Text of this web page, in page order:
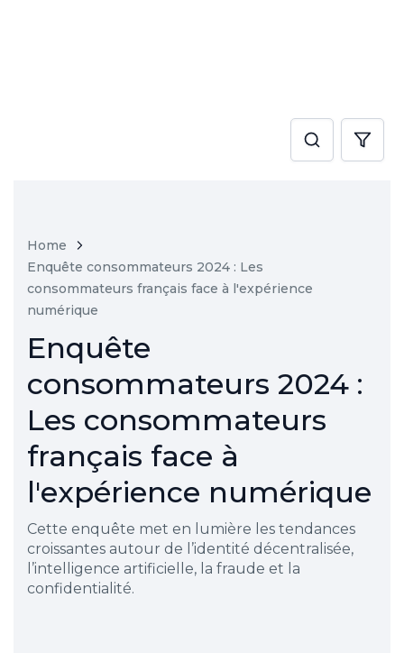
Home
Enquête consommateurs 2024 : Les
consommateurs français face à l'expérience
numérique
Enquête
consommateurs 2024 :
Les consommateurs
français face à
l'expérience numérique
Cette enquête met en lumière les tendances
croissantes autour de l’identité décentralisée,
l’intelligence artificielle, la fraude et la
confidentialité.